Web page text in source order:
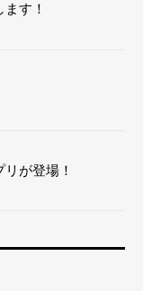
す！
が登場！